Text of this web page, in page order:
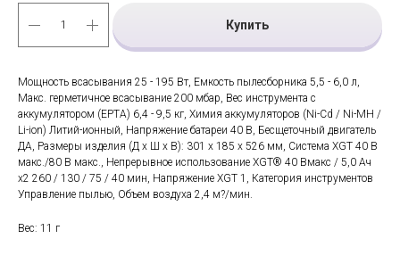
Купить
Мощность всасывания 25 - 195 Вт, Емкость пылесборника 5,5 - 6,0 л,
Макс. герметичное всасывание 200 мбар, Вес инструмента с
аккумулятором (EPTA) 6,4 - 9,5 кг, Химия аккумуляторов (Ni-Cd / Ni-MH /
Li-ion) Литий-ионный, Напряжение батареи 40 В, Бесщеточный двигатель
ДА, Размеры изделия (Д x Ш x В): 301 х 185 х 526 мм, Система XGT 40 В
макс./80 В макс., Непрерывное использование XGT® 40 Вмакс / 5,0 Ач
x2 260 / 130 / 75 / 40 мин, Напряжение XGT 1, Категория инструментов
Управление пылью, Объем воздуха 2,4 м?/мин.
Вес: 11 г